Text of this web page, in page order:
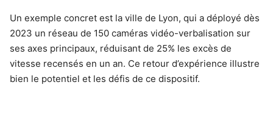
Un exemple concret est la ville de Lyon, qui a déployé dès
2023 un réseau de 150 caméras vidéo-verbalisation sur
ses axes principaux, réduisant de 25% les excès de
vitesse recensés en un an. Ce retour d’expérience illustre
bien le potentiel et les défis de ce dispositif.